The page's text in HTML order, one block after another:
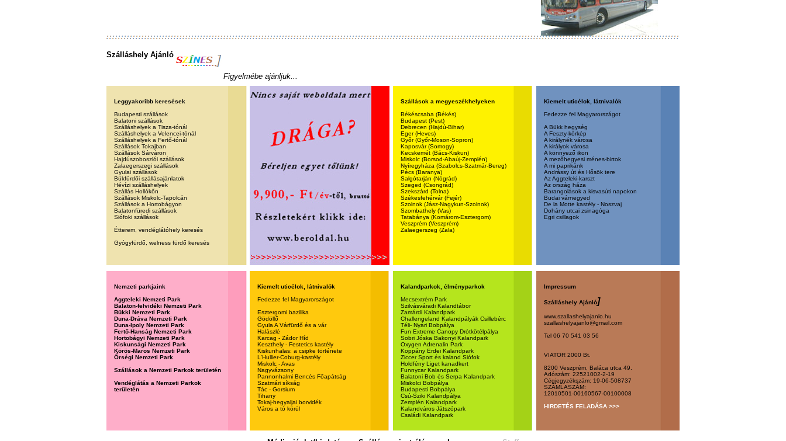
Szálláshely Ajánló
Figyelmébe ajánljuk...
Leggyakoribb keresések
Budapesti szállások
Balatoni szállások
Szálláshelyek a Tisza-tónál
Szálláshelyek a Velencei-tónál
Szálláshelyek a Fertő-tónál
Szállások Tokajban
Szállások Sárváron
Hajdúszoboszlói szállások
Zalaegerszegi szállások
Gyulai szállások
Bükfürdői szállásajánlatok
Hévízi szálláshelyek
Szállás Hollókőn
Szállások Miskolc-Tapolcán
Szállások a Hortobágyon
Balatonfüredi szállások
Siófoki szállások
Étterem, vendéglátóhely keresés
Gyógyfürdő, welness fürdő keresés
Szállások a megyeszékhelyeken
Békéscsaba (Békés)
Budapest (Pest)
Debrecen (Hajdú-Bihar)
Eger (Heves)
Győr (Győr-Moson-Sopron)
Kaposvár (Somogy)
Kecskemét (Bács-Kiskun)
Miskolc (Borsod-Abaúj-Zemplén)
Nyíregyháza (Szabolcs-Szatmár-Bereg)
Pécs (Baranya)
Salgótarján (Nógrád)
Szeged (Csongrád)
Szekszárd (Tolna)
Székesfehérvár (Fejér)
Szolnok (Jász-Nagykun-Szolnok)
Szombathely (Vas)
Tatabánya (Komárom-Esztergom)
Veszprém (Veszprém)
Zalaegerszeg (Zala)
Kiemelt uticélok, látnivalók
Fedezze fel Magyarországot
A Bükk hegység
A Feszty-körkép
A királynék városa
A királyok városa
A könnyező ikon
A mezőhegyesi ménes-birtok
A mi paprikánk
Andrássy út és Hősök tere
Az Aggteleki-karszt
Az ország háza
Barangolások a kisvasúti napokon
Budai várnegyed
De la Motte kastély - Noszvaj
Dohány utcai zsinagóga
Egri csillagok
Nemzeti parkjaink
Aggteleki Nemzeti Park
Balaton-felvidéki Nemzeti Park
Bükki Nemzeti Park
Duna-Dráva Nemzeti Park
Duna-Ipoly Nemzeti Park
Fertő-Hanság Nemzeti Park
Hortobágyi Nemzeti Park
Kiskunsági Nemzeti Park
Körös-Maros Nemzeti Park
Őrségi Nemzeti Park
Szállások a Nemzeti Parkok területén
Vendéglátás a Nemzeti Parkok
területén
Kiemelt uticélok, látnivalók
Fedezze fel Magyarországot
Esztergomi bazilika
Gödöllő
Gyula A Várfürdő és a vár
Halászlé
Karcag - Zádor Híd
Keszthely - Festetics kastély
Kiskunhalas: a csipke története
L'Hullier-Coburg-kastély
Miskolc - Avas
Nagyvázsony
Pannonhalmi Bencés Főapátság
Szatmári síkság
Tác - Gorsium
Tihany
Tokaj-hegyaljai borvidék
Város a tó körül
Kalandparkok, élményparkok
Mecsextrém Park
Szilvásváradi Kalandtábor
Zamárdi Kalandpark
Challengeland Kalandpályák Csillebérc
Téli- Nyári Bobpálya
Fun Extreme Canopy Drótkötélpálya
Sobri Jóska Bakonyi Kalandpark
Oxygen Adrenalin Park
Koppány Erdei Kalandpark
Ziccer Sport és kaland Siófok
Holdfény Liget kanadkert
Funnycar Kalandpark
Balatoni Bob és Serpa Kalandpark
Miskolci Bobpálya
Budapesti Bobpálya
Csú-Sziki Kalandpálya
Zemplén Kalandpark
Kalandváros Játszópark
Családi Kalandpark
Impressum
Szálláshely Ajánló]
www.szallashelyajanlo.hu
szallashelyajanlo@gmail.com
Tel 06 70 541 03 56
VIATOR 2000 Bt.
8200 Veszprém, Baláca utca 49.
Adószám: 22521002-2-19
Cégjegyzékszám: 19-06-508737
SZÁMLASZÁM:
12010501-00160567-00100008
HIRDETÉS FELADÁSA >>>